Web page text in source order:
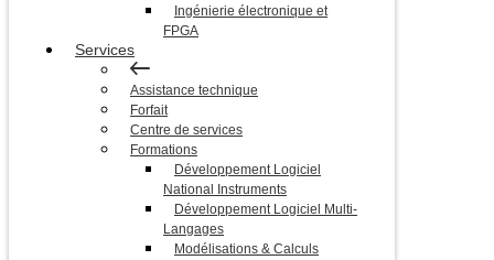
Ingénierie électronique et
FPGA
Services
Assistance technique
Forfait
Centre de services
Formations
Développement Logiciel
National Instruments
Développement Logiciel Multi-
Langages
Modélisations & Calculs